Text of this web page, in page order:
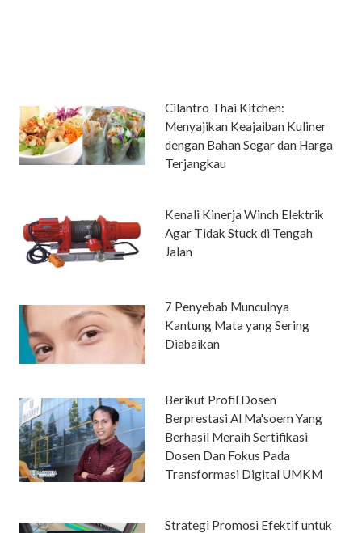
Cilantro Thai Kitchen:
Menyajikan Keajaiban Kuliner
dengan Bahan Segar dan Harga
Terjangkau
Kenali Kinerja Winch Elektrik
Agar Tidak Stuck di Tengah
Jalan
7 Penyebab Munculnya
Kantung Mata yang Sering
Diabaikan
Berikut Profil Dosen
Berprestasi Al Ma'soem Yang
Berhasil Meraih Sertifikasi
Dosen Dan Fokus Pada
Transformasi Digital UMKM
Strategi Promosi Efektif untuk